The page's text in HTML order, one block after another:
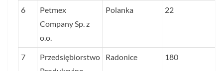
6
Petmex
Company Sp. z
o.o.
Polanka 22
7
Przedsiębiorstwo
Radonice 180